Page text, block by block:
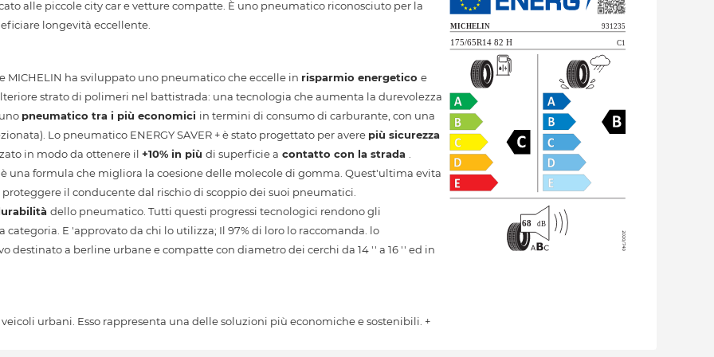
alle piccole city car e vetture compatte. È uno pneumatico riconosciuto per la
longevità eccellente.
MICHELIN ha sviluppato uno pneumatico che eccelle in risparmio energetico e
strato di polimeri nel battistrada: una tecnologia che aumenta la durevolezza
pneumatico tra i più economici in termini di consumo di carburante, con una
Lo pneumatico ENERGY SAVER + è stato progettato per avere più sicurezza
in modo da ottenere il +10% in più di superficie a contatto con la strada
una formula che migliora la coesione delle molecole di gomma. Quest'ultima evita
il conducente dal rischio di scoppio dei suoi pneumatici.
dello pneumatico. Tutti questi progressi tecnologici rendono gli
categoria. E 'approvato da chi lo utilizza; Il 97% di loro lo raccomanda. lo
destinato a berline urbane e compatte con diametro dei cerchi da 14 '' a 16 '' ed in
urbani. Esso rappresenta una delle soluzioni più economiche e sostenibili. +